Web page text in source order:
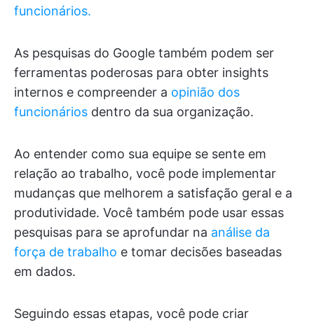
funcionários.
As pesquisas do Google também podem ser
ferramentas poderosas para obter insights
internos e compreender a opinião dos
funcionários dentro da sua organização.
Ao entender como sua equipe se sente em
relação ao trabalho, você pode implementar
mudanças que melhorem a satisfação geral e a
produtividade. Você também pode usar essas
pesquisas para se aprofundar na análise da
força de trabalho e tomar decisões baseadas
em dados.
Seguindo essas etapas, você pode criar